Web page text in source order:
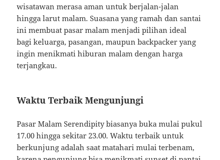
wisatawan merasa aman untuk berjalan-jalan
hingga larut malam. Suasana yang ramah dan santai
ini membuat pasar malam menjadi pilihan ideal
bagi keluarga, pasangan, maupun backpacker yang
ingin menikmati hiburan malam dengan harga
terjangkau.
Waktu Terbaik Mengunjungi
Pasar Malam Serendipity biasanya buka mulai pukul
17.00 hingga sekitar 23.00. Waktu terbaik untuk
berkunjung adalah saat matahari mulai terbenam,